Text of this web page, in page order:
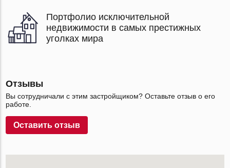
Портфолио исключительной
недвижимости в самых престижных
уголках мира
Отзывы
Вы сотрудничали с этим застройщиком? Оставьте отзыв о его
работе.
Оставить отзыв